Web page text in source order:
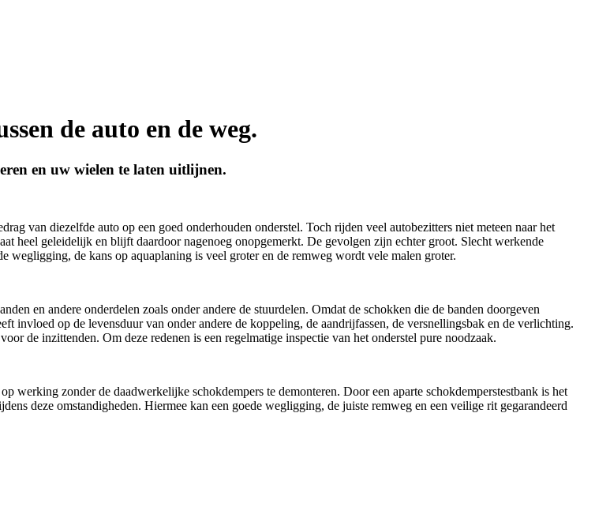
de auto en de weg.
en uw wielen te laten uitlijnen.
van diezelfde auto op een goed onderhouden onderstel. Toch rijden veel autobezitters niet meteen naar het
heel geleidelijk en blijft daardoor nagenoeg onopgemerkt. De gevolgen zijn echter groot. Slecht werkende
wegligging, de kans op aquaplaning is veel groter en de remweg wordt vele malen groter.
en andere onderdelen zoals onder andere de stuurdelen. Omdat de schokken die de banden doorgeven
invloed op de levensduur van onder andere de koppeling, de aandrijfassen, de versnellingsbak en de verlichting.
de inzittenden. Om deze redenen is een regelmatige inspectie van het onderstel pure noodzaak.
werking zonder de daadwerkelijke schokdempers te demonteren. Door een aparte schokdemperstestbank is het
deze omstandigheden. Hiermee kan een goede wegligging, de juiste remweg en een veilige rit gegarandeerd